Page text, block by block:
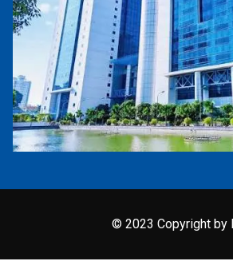
© 2023 Copyright by